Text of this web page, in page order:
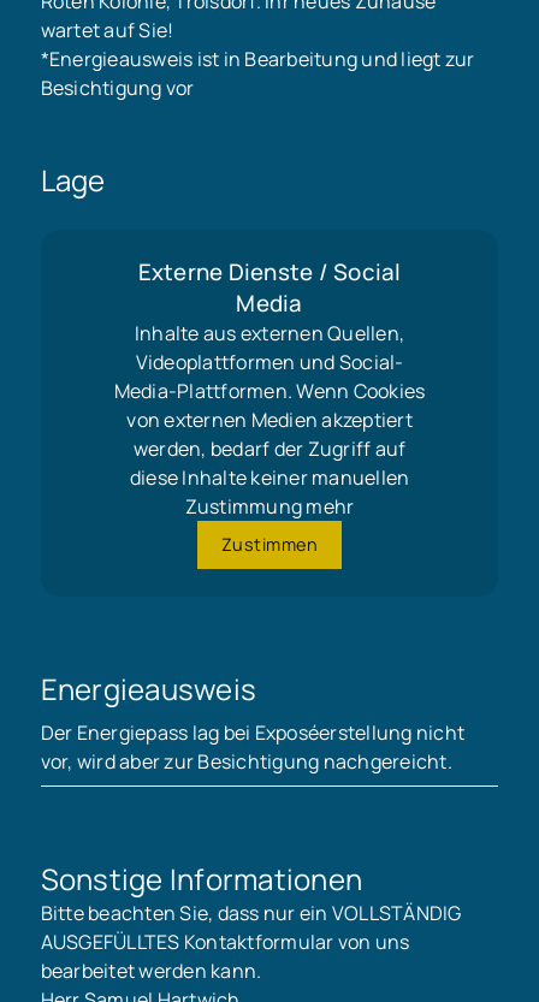
wartet auf Sie!
*Energieausweis ist in Bearbeitung und liegt zur
Besichtigung vor
Lage
Externe Dienste / Social
Media
Inhalte aus externen Quellen,
Videoplattformen und Social-
Media-Plattformen. Wenn Cookies
von externen Medien akzeptiert
werden, bedarf der Zugriff auf
diese Inhalte keiner manuellen
Zustimmung mehr
Zustimmen
Energieausweis
Der Energiepass lag bei Exposéerstellung nicht
vor, wird aber zur Besichtigung nachgereicht.
Sonstige Informationen
Bitte beachten Sie, dass nur ein VOLLSTÄNDIG
AUSGEFÜLLTES Kontaktformular von uns
bearbeitet werden kann.